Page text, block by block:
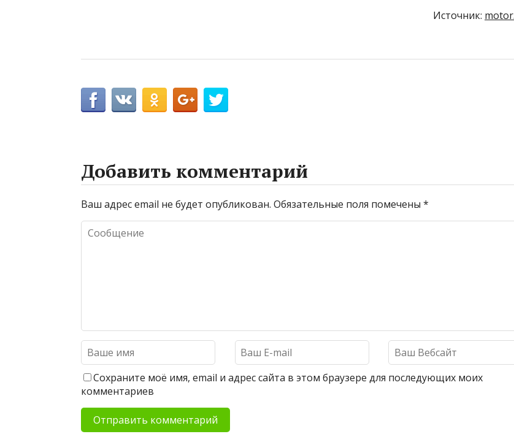
Источник:
Добавить комментарий
Ваш адрес email не будет опубликован. Обязательные поля помечены *
Сохраните моё имя, email и адрес сайта в этом браузере для последующих моих
комментариев